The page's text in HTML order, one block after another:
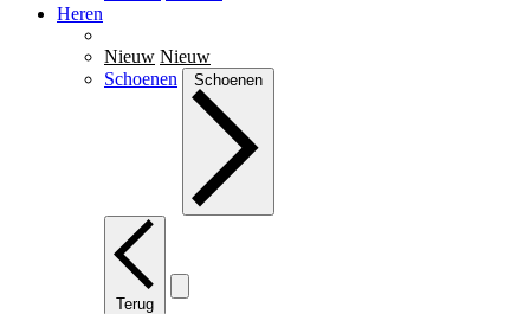
Heren
Nieuw Nieuw
Schoenen
Schoenen
Terug